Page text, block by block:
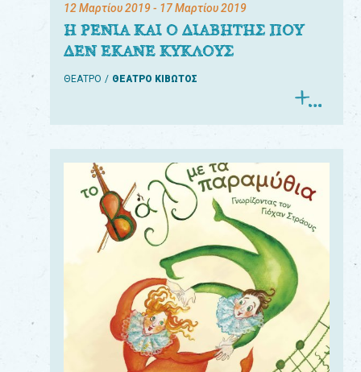
12 Μαρτίου 2019- 17 Μαρτίου 2019
Η ΡΕΝΙΑ ΚΑΙ Ο ΔΙΑΒΗΤΗΣ ΠΟΥ
ΔΕΝ ΕΚΑΝΕ ΚΥΚΛΟΥΣ
ΘΕΑΤΡΟ ΘΕΑΤΡΟ ΚΙΒΩΤΟΣ